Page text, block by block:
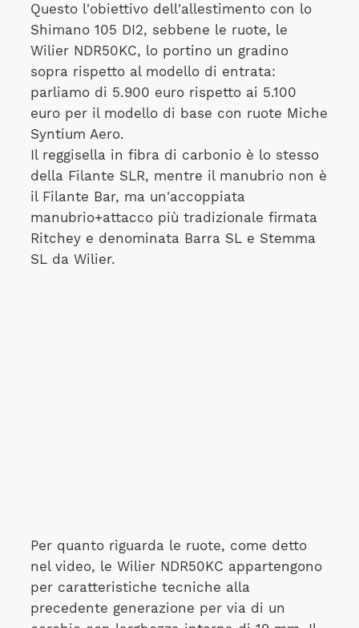
Questo l'obiettivo dell'allestimento con lo
Shimano 105 DI2, sebbene le ruote, le
Wilier NDR50KC, lo portino un gradino
sopra rispetto al modello di entrata:
parliamo di 5.900 euro rispetto ai 5.100
euro per il modello di base con ruote Miche
Syntium Aero.
Il reggisella in fibra di carbonio è lo stesso
della Filante SLR, mentre il manubrio non è
il Filante Bar, ma un'accoppiata
manubrio+attacco più tradizionale firmata
Ritchey e denominata Barra SL e Stemma
SL da Wilier.
Per quanto riguarda le ruote, come detto
nel video, le Wilier NDR50KC appartengono
per caratteristiche tecniche alla
precedente generazione per via di un